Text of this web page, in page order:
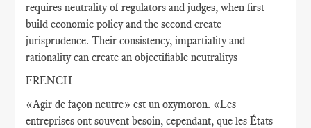
requires neutrality of regulators and judges, when first
build economic policy and the second create
jurisprudence. Their consistency, impartiality and
rationality can create an objectifiable neutralitys
FRENCH
«Agir de façon neutre» est un oxymoron. «Les
entreprises ont souvent besoin, cependant, que les États